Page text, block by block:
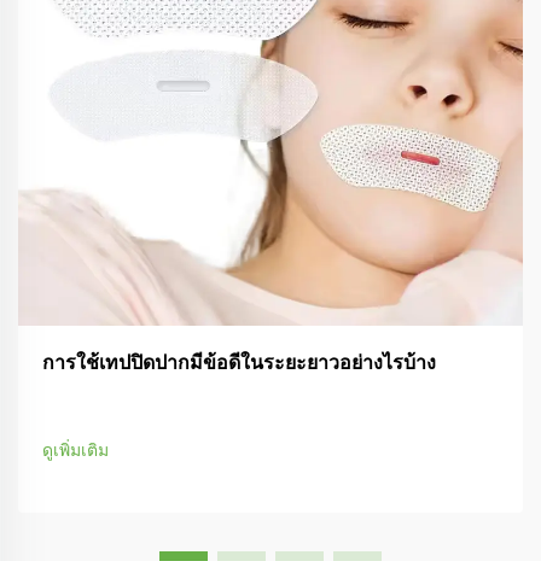
การใช้เทปปิดปากมีข้อดีในระยะยาวอย่างไรบ้าง
ดูเพิ่มเติม